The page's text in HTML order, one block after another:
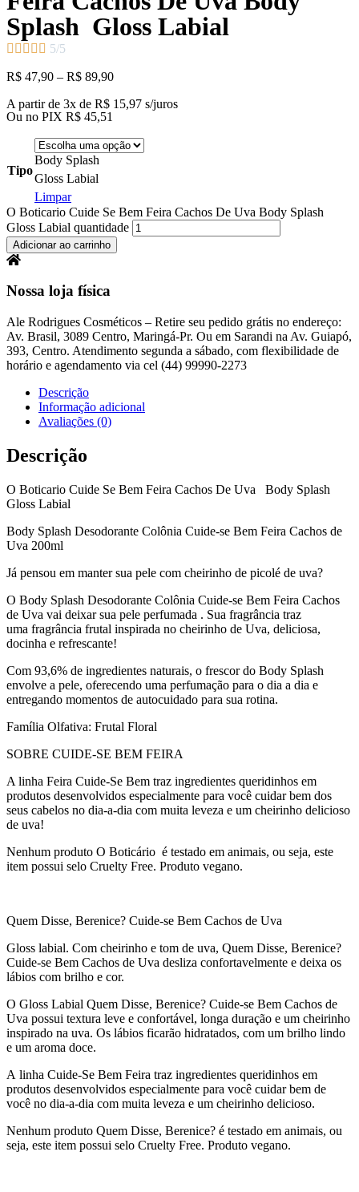
Splash Gloss Labial
     5/5
R$ 47,90 – R$ 89,90
A partir de 3x de R$ 15,97 s/juros
Ou no PIX R$ 45,51
Tipo
Body Splash
Gloss Labial
Limpar
O Boticario Cuide Se Bem Feira Cachos De Uva Body Splash
Gloss Labial quantidade
Adicionar ao carrinho
Nossa loja física
Ale Rodrigues Cosméticos – Retire seu pedido grátis no endereço:
Av. Brasil, 3089 Centro, Maringá-Pr. Ou em Sarandi na Av. Guiapó,
393, Centro. Atendimento segunda a sábado, com flexibilidade de
horário e agendamento via cel (44) 99990-2273
Descrição
Informação adicional
Avaliações (0)
Descrição
O Boticario Cuide Se Bem Feira Cachos De Uva Body Splash
Gloss Labial
Body Splash Desodorante Colônia Cuide-se Bem Feira Cachos de
Uva 200ml
Já pensou em manter sua pele com cheirinho de picolé de uva?
O Body Splash Desodorante Colônia Cuide-se Bem Feira Cachos
de Uva vai deixar sua pele perfumada . Sua fragrância traz
uma fragrância frutal inspirada no cheirinho de Uva, deliciosa,
docinha e refrescante!
Com 93,6% de ingredientes naturais, o frescor do Body Splash
envolve a pele, oferecendo uma perfumação para o dia a dia e
entregando momentos de autocuidado para sua rotina.
Família Olfativa: Frutal Floral
SOBRE CUIDE-SE BEM FEIRA
A linha Feira Cuide-Se Bem traz ingredientes queridinhos em
produtos desenvolvidos especialmente para você cuidar bem dos
seus cabelos no dia-a-dia com muita leveza e um cheirinho delicioso
de uva!
Nenhum produto O Boticário é testado em animais, ou seja, este
item possui selo Cruelty Free. Produto vegano.
Quem Disse, Berenice? Cuide-se Bem Cachos de Uva
Gloss labial. Com cheirinho e tom de uva, Quem Disse, Berenice?
Cuide-se Bem Cachos de Uva desliza confortavelmente e deixa os
lábios com brilho e cor.
O Gloss Labial Quem Disse, Berenice? Cuide-se Bem Cachos de
Uva possui textura leve e confortável, longa duração e um cheirinho
inspirado na uva. Os lábios ficarão hidratados, com um brilho lindo
e um aroma doce.
A linha Cuide-Se Bem Feira traz ingredientes queridinhos em
produtos desenvolvidos especialmente para você cuidar bem de
você no dia-a-dia com muita leveza e um cheirinho delicioso.
Nenhum produto Quem Disse, Berenice? é testado em animais, ou
seja, este item possui selo Cruelty Free. Produto vegano.